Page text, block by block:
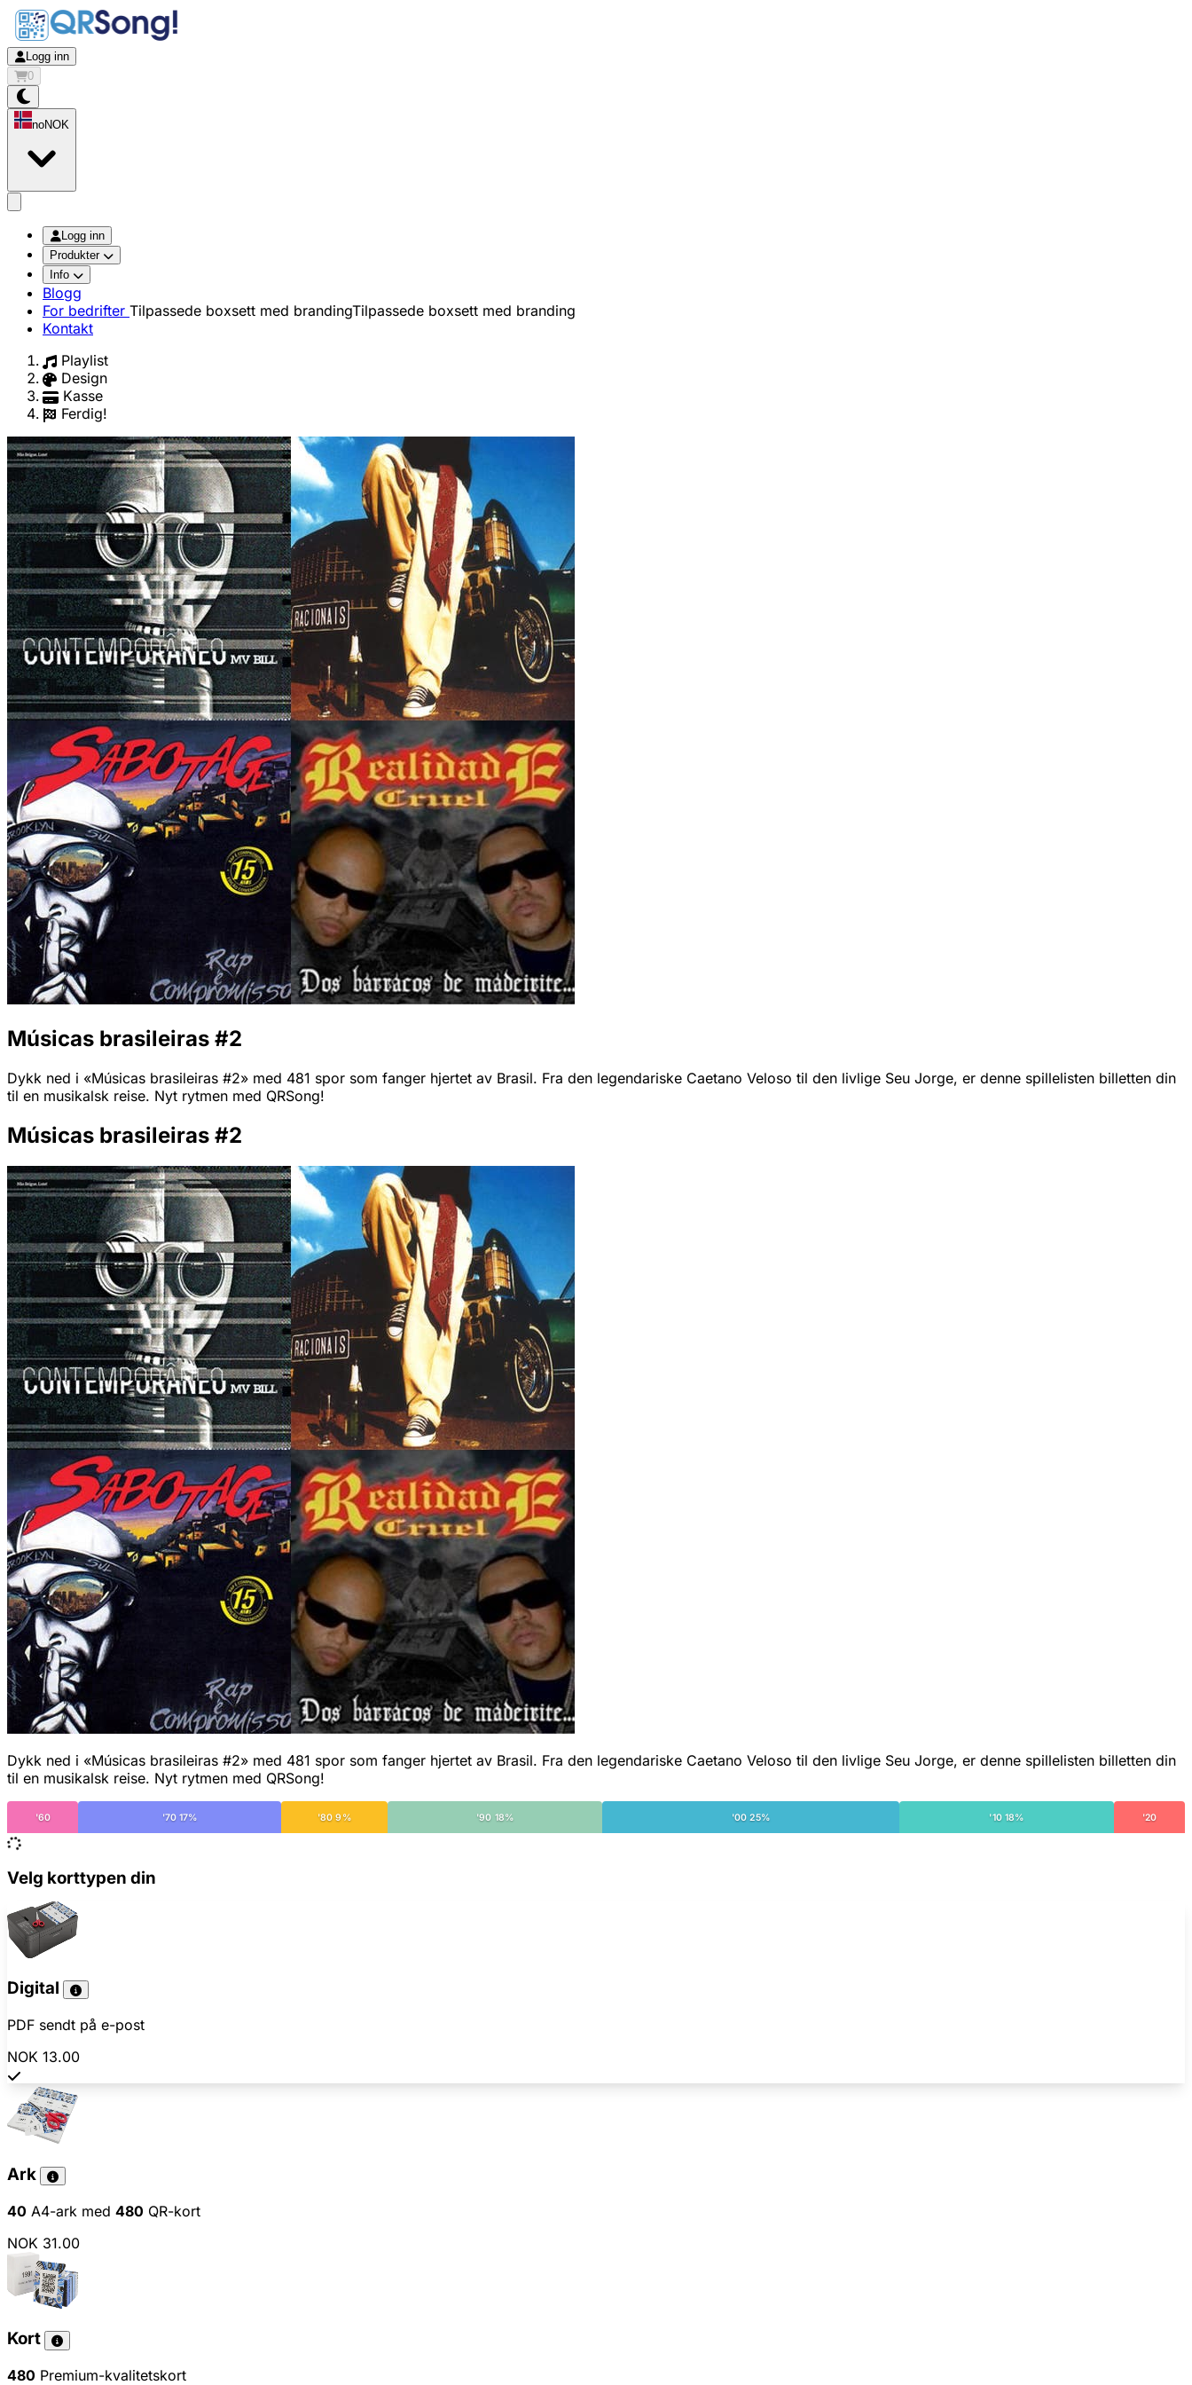
Logg inn
0
noNOK
Logg inn
Produkter
Info
Blogg
For bedrifter Tilpassede boxsett med brandingTilpassede boxsett med branding
Kontakt
Playlist
Design
Kasse
Ferdig!
Músicas brasileiras #2
Dykk ned i «Músicas brasileiras #2» med 481 spor som fanger hjertet av Brasil. Fra den legendariske Caetano Veloso til den livlige Seu Jorge, er denne spillelisten billetten din
til en musikalsk reise. Nyt rytmen med QRSong!
Músicas brasileiras #2
Dykk ned i «Músicas brasileiras #2» med 481 spor som fanger hjertet av Brasil. Fra den legendariske Caetano Veloso til den livlige Seu Jorge, er denne spillelisten billetten din
til en musikalsk reise. Nyt rytmen med QRSong!
'60 '70 17% '80 9% '90 18% '00 25% '10 18% '20
Velg korttypen din
Digital
PDF sendt på e-post
NOK 13.00
Ark
40 A4-ark med 480 QR-kort
NOK 31.00
Kort
480 Premium-kvalitetskort